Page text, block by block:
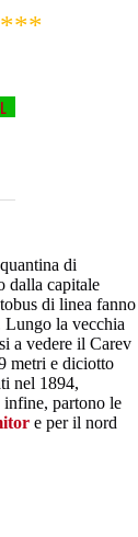
***
di
dalla capitale
di linea fanno
Lungo la vecchia
a vedere il Carev
metri e diciotto
nel 1894,
partono le
e per il nord